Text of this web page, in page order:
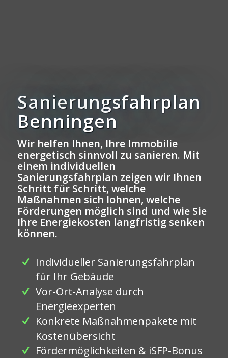
Sanierungsfahrplan
Benningen
Wir helfen Ihnen, Ihre Immobilie
energetisch sinnvoll zu sanieren. Mit
einem individuellen
Sanierungsfahrplan zeigen wir Ihnen
Schritt für Schritt, welche
Maßnahmen sich lohnen, welche
Förderungen möglich sind und wie Sie
Ihre Energiekosten langfristig senken
können.
Individueller Sanierungsfahrplan
für Ihr Gebäude
Vor-Ort-Analyse durch
Energieexperten
Konkrete Maßnahmenpakete mit
Kostenübersicht
Fördermöglichkeiten & iSFP-Bonus